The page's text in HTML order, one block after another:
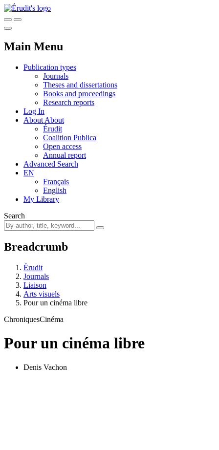
Main Menu
Publication types
Journals
Theses and dissertations
Books and proceedings
Research reports
Log In
About About
Érudit
Coalition Publica
Open access
Annual report
Advanced Search
EN
Français
English
My Library
Search
Breadcrumb
Érudit
Journals
Liaison
Arts visuels
Pour un cinéma libre
ChroniquesCinéma
Pour un cinéma libre
Denis Vachon